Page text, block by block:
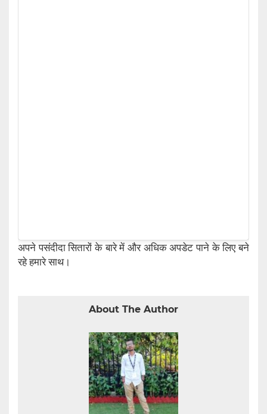
अपने पसंदीदा सितारों के बारे में और अधिक अपडेट पाने के लिए बने
रहे हमारे साथ।
About The Author